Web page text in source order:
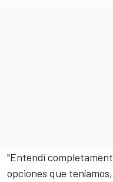
"Entendí
opciones que